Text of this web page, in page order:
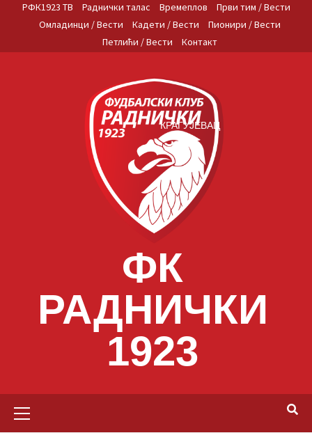
РФК1923 ТВ Раднички талас Времеплов
Први тим / Вести
Омладинци / Вести
Кадети / Вести
Пионири / Вести
Петлићи / Вести
Контакт
ФК
РАДНИЧКИ
1923
КРАГУЈЕВАЦ